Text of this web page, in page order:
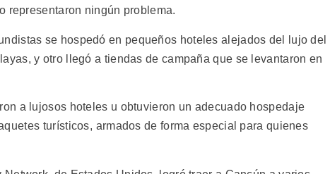
representaron ningún problema.
se hospedó en pequeños hoteles alejados del lujo del
y otro llegó a tiendas de campaña que se levantaron en
a lujosos hoteles u obtuvieron un adecuado hospedaje
turísticos, armados de forma especial para quienes